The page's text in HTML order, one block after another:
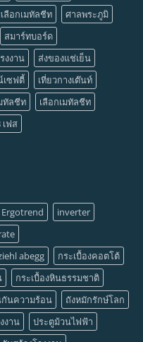
ลือกเมทัลชีท
ศาลพระภูมิ
สมาร์ทบอร์ด
งงาน
ส่งของแช่เย็น
ซฟตี้
เที่ยวกางเต๊นท์
ทัลชีท
เลือกเมทัลชีท
เฟส
Ergotrend
inverter
abegg
กระเบื้องคอตโต้
กระเบื้องหินธรรมชาติ
นความร้อน
ถังหมักรักษ์โลก
งาน
ประตูม้วนไฟฟ้า